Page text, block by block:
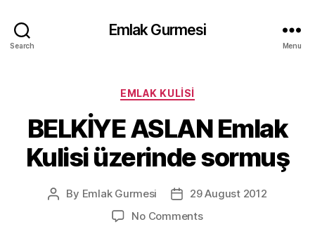
Search
Emlak Gurmesi
Menu
Categories
EMLAK KULISI
BELKİYE ASLAN Emlak
Kulisi üzerinde sormuş
Post
By Emlak Gurmesi
Post29 August 2012
No Commentson